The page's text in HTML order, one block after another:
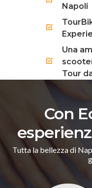
Napoli
Una
Tour
Con
Tutta la bellezza di